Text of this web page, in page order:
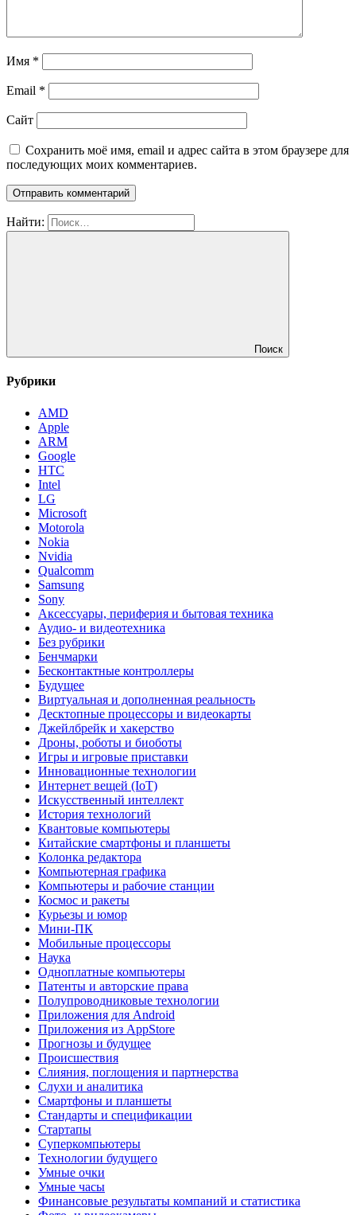
Имя *
Email *
Сайт
Сохранить моё имя, email и адрес сайта в этом браузере для
последующих моих комментариев.
Найти:
Поиск
Рубрики
AMD
Apple
ARM
Google
HTC
Intel
LG
Microsoft
Motorola
Nokia
Nvidia
Qualcomm
Samsung
Sony
Аксессуары, периферия и бытовая техника
Аудио- и видеотехника
Без рубрики
Бенчмарки
Бесконтактные контроллеры
Будущее
Виртуальная и дополненная реальность
Десктопные процессоры и видеокарты
Джейлбрейк и хакерство
Дроны, роботы и биоботы
Игры и игровые приставки
Инновационные технологии
Интернет вещей (IoT)
Искусственный интеллект
История технологий
Квантовые компьютеры
Китайские смартфоны и планшеты
Колонка редактора
Компьютерная графика
Компьютеры и рабочие станции
Космос и ракеты
Курьезы и юмор
Мини-ПК
Мобильные процессоры
Наука
Одноплатные компьютеры
Патенты и авторские права
Полупроводниковые технологии
Приложения для Android
Приложения из AppStore
Прогнозы и будущее
Происшествия
Слияния, поглощения и партнерства
Слухи и аналитика
Смартфоны и планшеты
Стандарты и спецификации
Стартапы
Суперкомпьютеры
Технологии будущего
Умные очки
Умные часы
Финансовые результаты компаний и статистика